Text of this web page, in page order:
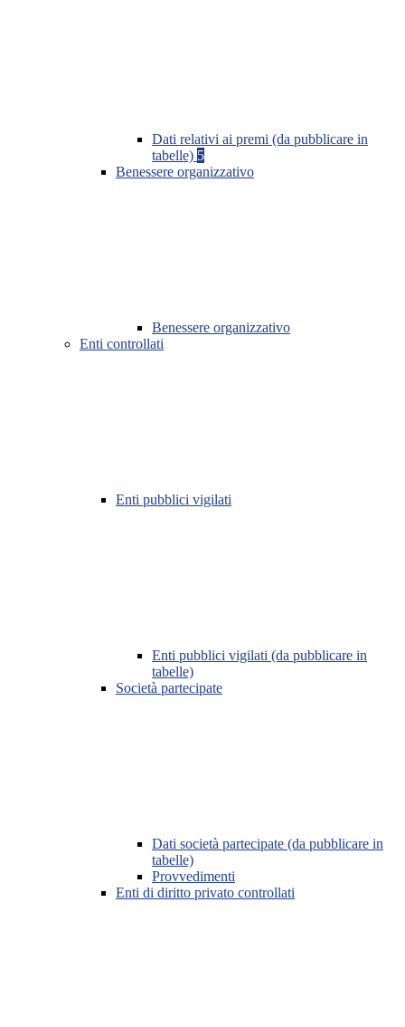
Dati relativi ai premi (da pubblicare in
tabelle) 5
Benessere organizzativo
Benessere organizzativo
Enti controllati
Enti pubblici vigilati
Enti pubblici vigilati (da pubblicare in
tabelle)
Società partecipate
Dati società partecipate (da pubblicare in
tabelle)
Provvedimenti
Enti di diritto privato controllati